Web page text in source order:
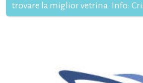
trovare la miglior vetrina. Info: